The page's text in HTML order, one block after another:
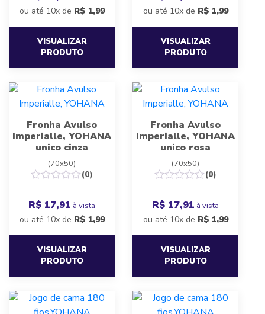
ou até 10x de R$ 1,99
VISUALIZAR
PRODUTO
ou até 10x de R$ 1,99
VISUALIZAR
PRODUTO
Fronha Avulso
Imperialle, YOHANA
unico cinza
(70x50)
(0)
R$ 17,91 à vista
ou até 10x de R$ 1,99
VISUALIZAR
PRODUTO
Fronha Avulso
Imperialle, YOHANA
unico rosa
(70x50)
(0)
R$ 17,91 à vista
ou até 10x de R$ 1,99
VISUALIZAR
PRODUTO